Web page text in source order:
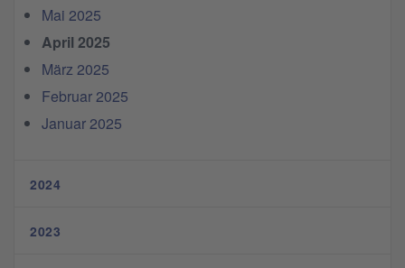
Mai 2025
April 2025
März 2025
Februar 2025
Januar 2025
2024
2023